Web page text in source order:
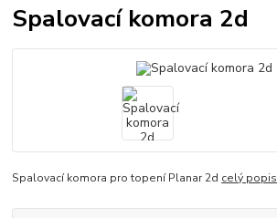
Spalovací komora 2d
Spalovací komora pro topení Planar 2d celý popis